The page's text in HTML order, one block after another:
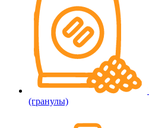
(гранулы)